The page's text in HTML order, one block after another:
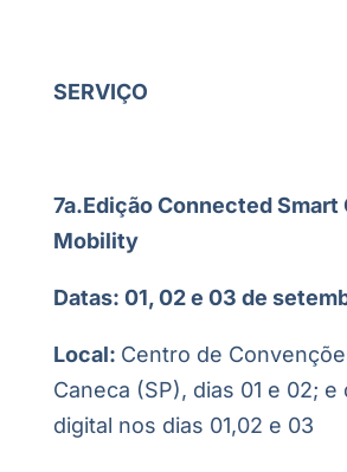
SERVIÇO
7a.Edição Connected Smart
Mobility
Datas: 01, 02 e 03 de
Local: Centro de
Caneca (SP), dias 01 e 02; e
digital nos dias 01,02 e 03